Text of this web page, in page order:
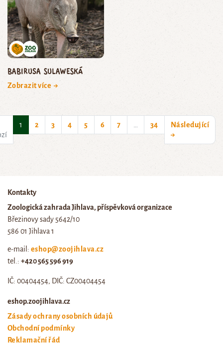
babirusa sulaweská
Zobrazit více →
1 (current)
2 3 4 5 6 7 34
Následující
→
Kontakty
Zoologická zahrada Jihlava, příspěvková organizace
Březinovy sady 5642/10
586 01 Jihlava 1
e-mail: eshop@zoojihlava.cz
tel.: +420 565 596 919
IČ: 00404454, DIČ: CZ00404454
eshop.zoojihlava.cz
Zásady ochrany osobních údajů
Obchodní podmínky
Reklamační řád